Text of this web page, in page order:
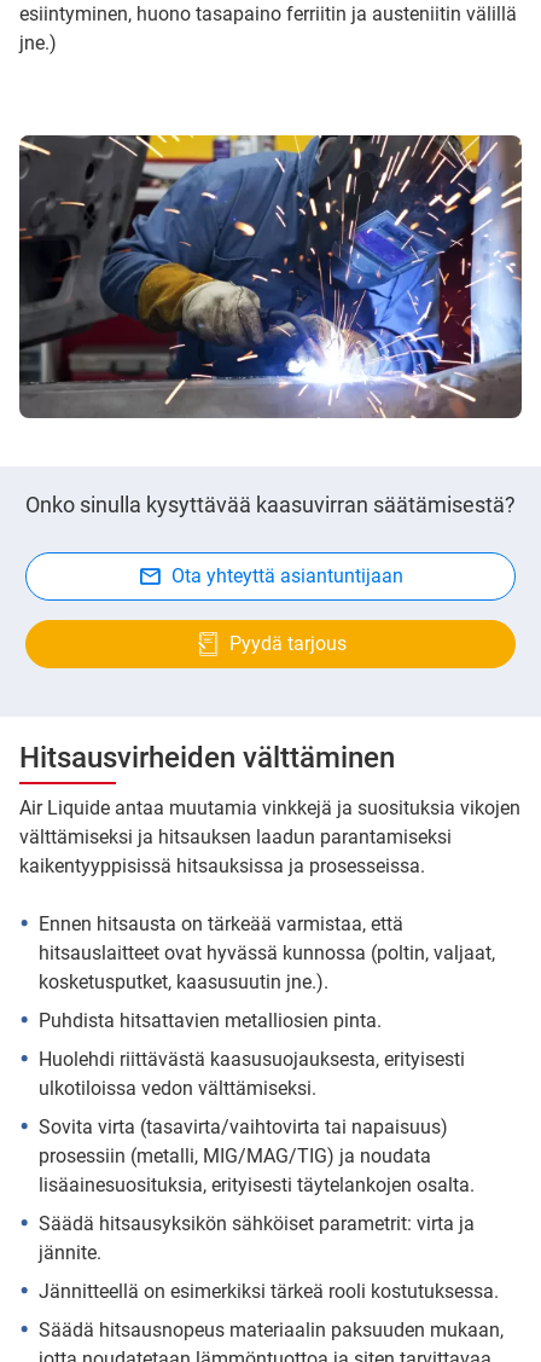
esiintyminen, huono tasapaino ferriitin ja austeniitin välillä
jne.)
Onko sinulla kysyttävää kaasuvirran säätämisestä?
Ota yhteyttä asiantuntijaan
Pyydä tarjous
Hitsausvirheiden välttäminen
Air Liquide antaa muutamia vinkkejä ja suosituksia vikojen
välttämiseksi ja hitsauksen laadun parantamiseksi
kaikentyyppisissä hitsauksissa ja prosesseissa.
Ennen hitsausta on tärkeää varmistaa, että
hitsauslaitteet ovat hyvässä kunnossa (poltin, valjaat,
kosketusputket, kaasusuutin jne.).
Puhdista hitsattavien metalliosien pinta.
Huolehdi riittävästä kaasusuojauksesta, erityisesti
ulkotiloissa vedon välttämiseksi.
Sovita virta (tasavirta/vaihtovirta tai napaisuus)
prosessiin (metalli, MIG/MAG/TIG) ja noudata
lisäainesuosituksia, erityisesti täytelankojen osalta.
Säädä hitsausyksikön sähköiset parametrit: virta ja
jännite.
Jännitteellä on esimerkiksi tärkeä rooli kostutuksessa.
Säädä hitsausnopeus materiaalin paksuuden mukaan,